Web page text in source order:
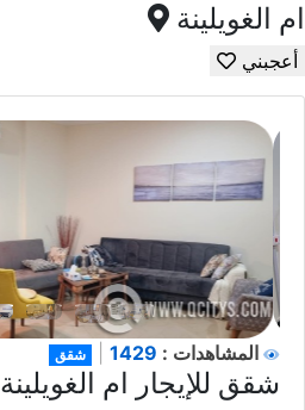
ام الغويلينة
أعجبني
شقق المشاهدات :
شقق للإيجار ام الغويلينة